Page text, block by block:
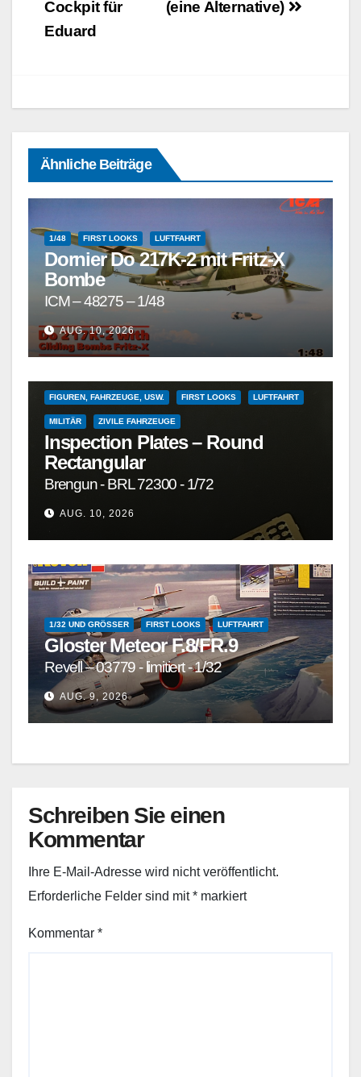
(eine Alternative)
Cockpit für
Eduard
Ähnliche Beiträge
1/48 FIRST LOOKS LUFTFAHRT
Dornier Do 217K-2 mit Fritz-X
Bombe
ICM – 48275 – 1/48
AUG. 10, 2026
1/72 UND GRÖSSER 1/72 UND KLEINER
DETAILSÄTZE, MASKEN, DECALS UND ZUBEHÖR
FIGUREN, FAHRZEUGE, USW. FIRST LOOKS LUFTFAHRT
MILITÄR ZIVILE FAHRZEUGE
Inspection Plates – Round
Rectangular
Brengun - BRL 72300 - 1/72
AUG. 10, 2026
1/32 UND GRÖSSER FIRST LOOKS LUFTFAHRT
Gloster Meteor F.8/FR.9
Revell – 03779 - limitiert - 1/32
AUG. 9, 2026
Schreiben Sie einen
Kommentar
Ihre E-Mail-Adresse wird nicht veröffentlicht.
Erforderliche Felder sind mit* markiert
Kommentar *